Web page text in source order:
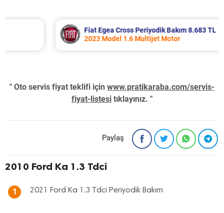
Fiat Egea Cross Periyodik Bakım 8.683 TL
2023 Model 1.6 Multijet Motor
" Oto servis fiyat teklifi için www.pratikaraba.com/servis-
fiyat-listesi tıklayınız. "
Paylaş
2010 Ford Ka 1.3 Tdci
1 2021 Ford Ka 1.3 Tdci Periyodik Bakım